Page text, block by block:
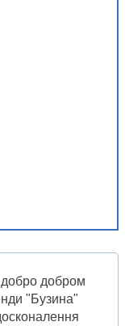
добром
"Бузина"